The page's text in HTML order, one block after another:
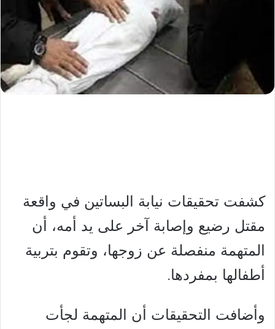
كشفت تحقيقات نيابة البساتين في واقعة
مقتل رضيع وإصابة آخر على يد أمه، أن
المتهمة منفصلة عن زوجها، وتقوم بتربية
أطفالها بمفردها.
وأضافت التحقيقات أن المتهمة لجأت